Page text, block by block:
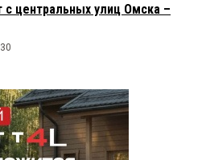
центральных улиц Омска –